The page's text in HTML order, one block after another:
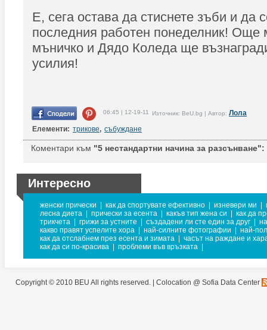
Е, сега остава да стиснете зъби и да
последния работен понеделник!
мъничко и Дядо Коледа ще
усилия!
06:45 | 12-19-11 Източник: BeU.bg | Автор: Лола
Елементи: трикове, събуждане
Коментари към "5 нестандартни начина за разсънване":
Интересно
женски прически как да спортувате ефективно изневери ми
лесна диета
прически за есента какъв тип жена си
как да
трикчета
грижи за устните създадени ли сте един за друг
какво правят успелите хора
най-силните фотографии
най-
как да отслабнем през есента и зимата
часът на раждане и
как да си по-красива
проблеми във връзката
Copyright © 2010 BEU All rights reserved. | Colocation @ Sofia Data Center